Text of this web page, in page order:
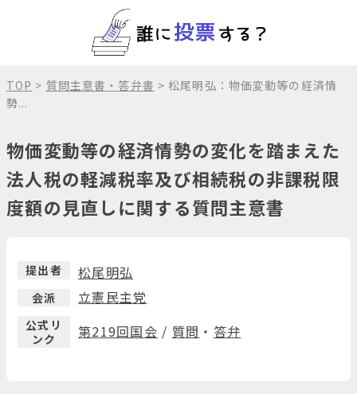
TOP > 質問主意書・答弁書 > 松尾明弘：物価変動等の経済情
勢...
物価変動等の経済情勢の変化を踏まえた
法人税の軽減税率及び相続税の非課税限
度額の見直しに関する質問主意書
提出者 松尾明弘
会派 立憲民主党
公式リ
ンク
第219回国会 / 質問 ・ 答弁